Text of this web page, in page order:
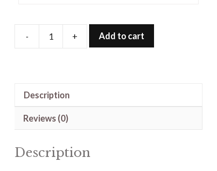
-
Folie
quantity
+ Add to cart
Description
Reviews (0)
Description